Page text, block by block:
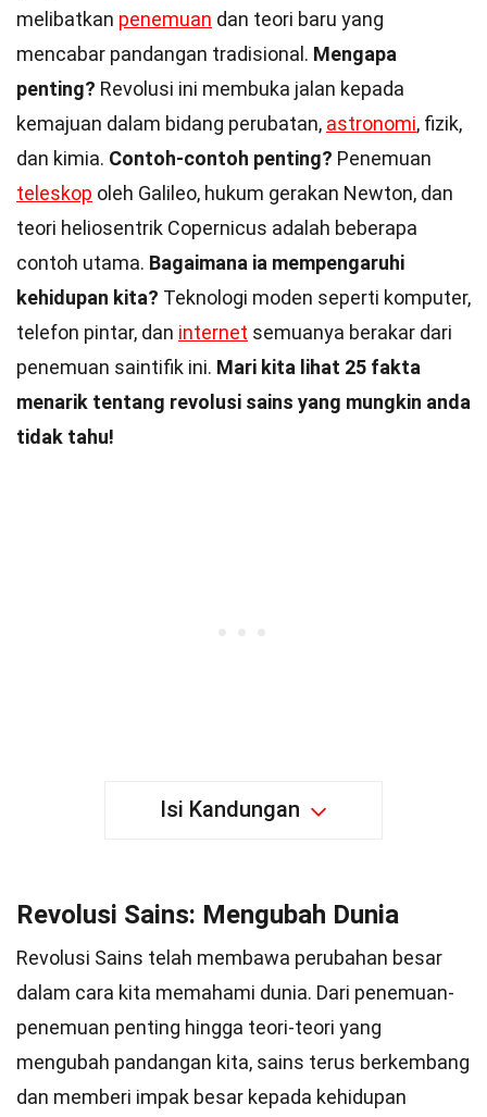
melibatkan penemuan dan teori baru yang
mencabar pandangan tradisional. Mengapa
penting? Revolusi ini membuka jalan kepada
kemajuan dalam bidang perubatan, astronomi, fizik,
dan kimia. Contoh-contoh penting? Penemuan
teleskop oleh Galileo, hukum gerakan Newton, dan
teori heliosentrik Copernicus adalah beberapa
contoh utama. Bagaimana ia mempengaruhi
kehidupan kita? Teknologi moden seperti komputer,
telefon pintar, dan internet semuanya berakar dari
penemuan saintifik ini. Mari kita lihat 25 fakta
menarik tentang revolusi sains yang mungkin anda
tidak tahu!
Isi Kandungan
Revolusi Sains: Mengubah Dunia
Revolusi Sains telah membawa perubahan besar
dalam cara kita memahami dunia. Dari penemuan-
penemuan penting hingga teori-teori yang
mengubah pandangan kita, sains terus berkembang
dan memberi impak besar kepada kehidupan